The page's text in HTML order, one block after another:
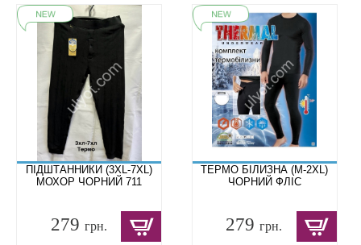
ПІДШТАННИКИ (3XL-7XL)
МОХОР ЧОРНИЙ 711
279 грн.
ТЕРМО БІЛИЗНА (M-2XL)
ЧОРНИЙ ФЛІС
279грн.